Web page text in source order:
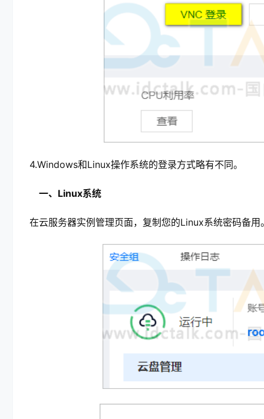
4.Windows和Linux操作系统的登录方式略有不同。
一、Linux系统
在云服务器实例管理页面，复制您的Linux系统密码备用